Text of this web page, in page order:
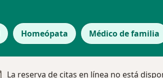
Homeópata Médico de familia
La reserva de citas en línea no está